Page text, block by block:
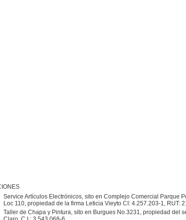
Service Artículos Electrónicos, sito en Complejo Comercial Parque
Loc 110, propiedad de la firma Leticia Vieyto CI: 4.257.203-1, RUT:
Taller de Chapa y Pintura, sito en Burgues No.3231, propiedad del